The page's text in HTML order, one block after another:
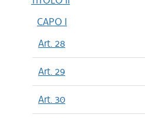
CAPO I
Art. 28
Art. 29
Art. 30